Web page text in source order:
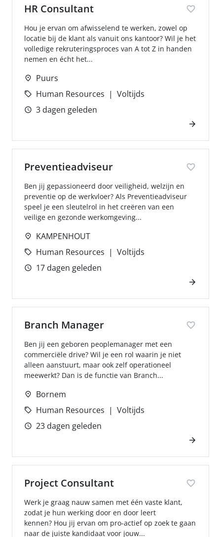
HR Consultant
Hou je ervan om afwisselend te werken, zowel op
locatie bij de klant als vanuit ons kantoor? Wil je het
volledige rekruteringsproces van A tot Z in handen
nemen en écht het...
Puurs
Human Resources
Voltijds
3 dagen geleden
Preventieadviseur
Ben jij gepassioneerd door veiligheid, welzijn en
preventie op de werkvloer? Als Preventieadviseur
speel je een sleutelrol in het creëren van een
veilige en gezonde werkomgeving...
KAMPENHOUT
Human Resources
Voltijds
17 dagen geleden
Branch Manager
Ben jij een geboren peoplemanager met een
commerciële drive? Wil je een rol waarin je niet
alleen aanstuurt, maar ook zelf operationeel
meewerkt? Dan is de functie van Branch...
Bornem
Human Resources
Voltijds
23 dagen geleden
Project Consultant
Werk je graag nauw samen met één vaste klant,
zodat je hun werking door en door leert
kennen? Hou jij ervan om pro-actief op zoek te gaan
naar de juiste kandidaat voor jouw...